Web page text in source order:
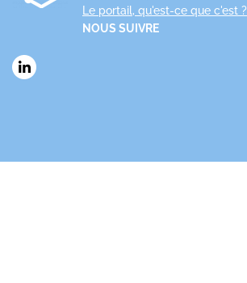
Le portail, qu'est-ce que c'est ?
NOUS SUIVRE